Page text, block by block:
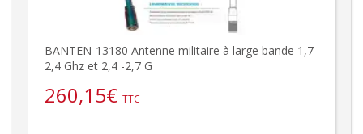
BANTEN-13180 Antenne militaire à large bande 1,7-
2,4 Ghz et 2,4 -2,7 G
260,15€ TTC